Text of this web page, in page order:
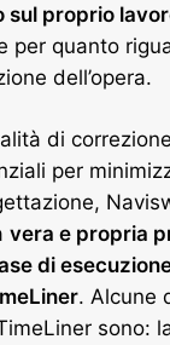
sul proprio
per quanto
dell’opera.
di
per
vera e propria
di
. Alcune
sono: